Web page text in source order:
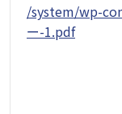
/system/wp-
ー-1.pdf